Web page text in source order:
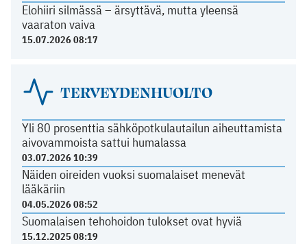
Elohiiri silmässä – ärsyttävä, mutta yleensä
vaaraton vaiva
15.07.2026 08:17
TERVEYDENHUOLTO
Yli 80 prosenttia sähköpotkulautailun aiheuttamista
aivovammoista sattui humalassa
03.07.2026 10:39
Näiden oireiden vuoksi suomalaiset menevät
lääkäriin
04.05.2026 08:52
Suomalaisen tehohoidon tulokset ovat hyviä
15.12.2025 08:19